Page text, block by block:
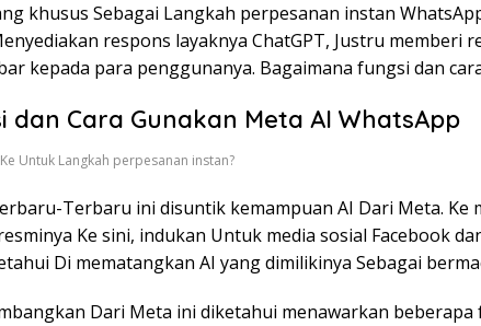
khusus Sebagai Langkah perpesanan instan
respons layaknya ChatGPT, Justru memberi
kepada para penggunanya. Bagaimana fungsi dan
dan Cara Gunakan Meta AI WhatsApp
Untuk Langkah perpesanan instan?
Terbaru ini disuntik kemampuan AI Dari Meta. Ke
Ke sini, indukan Untuk media sosial Facebook
Di mematangkan AI yang dimilikinya Sebagai
Dari Meta ini diketahui menawarkan